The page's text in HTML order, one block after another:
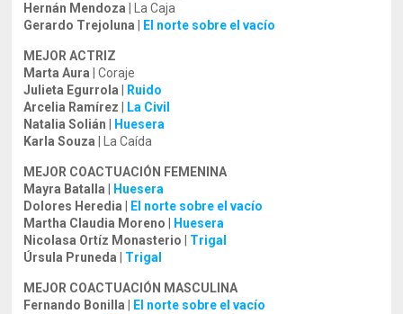
Hernán Mendoza | La Caja
Gerardo Trejoluna
El norte sobre el vacío
MEJOR ACTRIZ
Marta Aura | Coraje
Julieta Egurrola
Ruido
Arcelia Ramírez
La Civil
Natalia Solián
Huesera
Karla Souza | La Caída
MEJOR COACTUACIÓN FEMENINA
Mayra Batalla
Huesera
Dolores Heredia
El norte sobre el vacío
Martha Claudia Moreno
Huesera
Nicolasa Ortíz Monasterio
Trigal
Úrsula Pruneda
Trigal
MEJOR COACTUACIÓN MASCULINA
Fernando Bonilla
El norte sobre el vacío